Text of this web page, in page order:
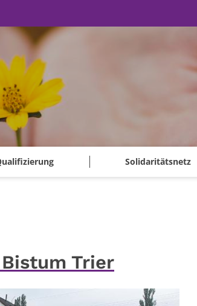
Solidaritätsnetz
Trier